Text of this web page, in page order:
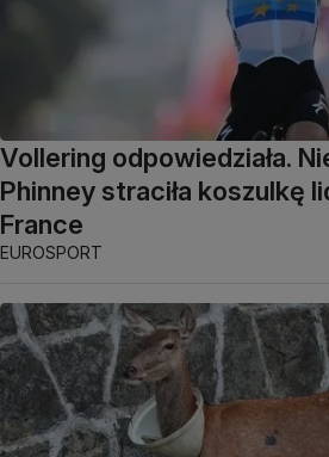
Vollering odpowiedziała.
Phinney straciła koszulkę
France
EUROSPORT